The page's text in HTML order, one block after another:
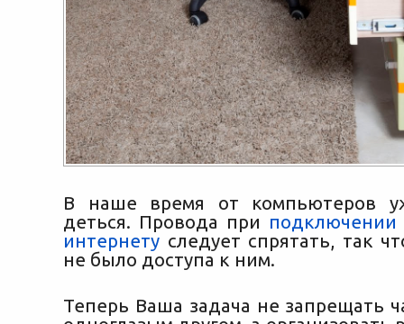
В наше время от компьютеров
деться. Провода при
интернету следует спрятать, так
не было доступа к ним.
Теперь Ваша задача не запрещать